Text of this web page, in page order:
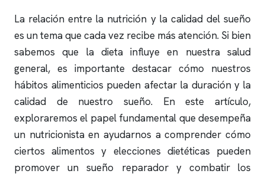
La relación entre la nutrición y la calidad del sueño
es un tema que cada vez recibe más atención. Si bien
sabemos que la dieta influye en nuestra salud
general, es importante destacar cómo nuestros
hábitos alimenticios pueden afectar la duración y la
calidad de nuestro sueño. En este artículo,
exploraremos el papel fundamental que desempeña
un nutricionista en ayudarnos a comprender cómo
ciertos alimentos y elecciones dietéticas pueden
promover un sueño reparador y combatir los